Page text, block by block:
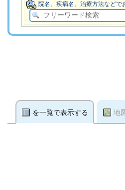
院名、疾病名、治療方法など
を一覧で表示する 地